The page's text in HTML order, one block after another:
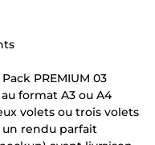
PREMIUM 03
format A3 ou A4
volets ou trois volets
rendu parfait